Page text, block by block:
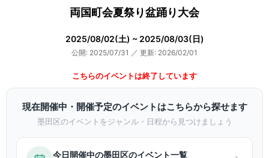
両国町会夏祭り盆踊り大会
2025/08/02(土) ~ 2025/08/03(日)
公開: 2025/07/31 ／ 更新: 2026/02/01
こちらのイベントは終了しています
現在開催中・開催予定のイベントはこちらから探せます
墨田区のイベントをジャンル・日程から見つけましょう
今日開催中の墨田区のイベント一覧